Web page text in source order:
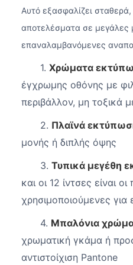
Αυτό εξασφαλίζει
αποτελέσματα σε μεγάλες
επαναλαμβανόμενες
1. Χρώματα
έγχρωμης οθόνης με
περιβάλλον, μη τοξικά
2. Πλαϊνά
μονής ή διπλής όψης
3. Τυπικά μεγέθη
και οι 12 ίντσες είναι
χρησιμοποιούμενες
4. Μπαλόνια
χρωματική γκάμα ή
αντιστοίχιση Pantone